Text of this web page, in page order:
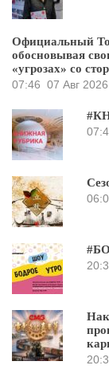
Официальный
обосновывая
«угрозах» со
07:46 07 Авг 2026